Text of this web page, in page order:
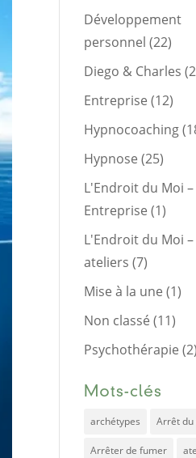
Développement
personnel (22)
Diego & Charles
Entreprise (12)
Hypnocoaching
Hypnose (25)
L'Endroit du Moi –
Entreprise (1)
L'Endroit du Moi –
ateliers (7)
Mise à la une (1)
Non classé (11)
Psychothérapie (2)
Mots-clés
archétypes Arrêt du
Arrêter de fumer